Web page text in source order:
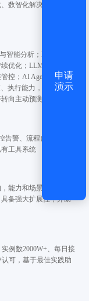
数智化解决方案，
智能分析；ML Ops智
优化；LLM Ops大语
控；AI Agent自主运
执行能力，
可处理各
向主动预测自愈。
告警、流程自动化的场
工具系统
能力和场景解耦
备强大扩展性，并助
例数2000W+、每日接
认可，基于最佳实践助
申请
演示